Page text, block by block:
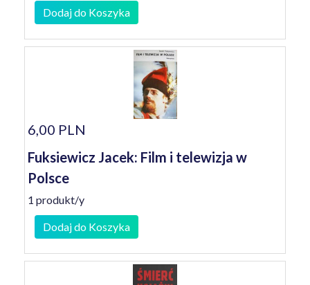
Dodaj do Koszyka
6,00 PLN
Fuksiewicz Jacek: Film i telewizja w
Polsce
1 produkt/y
Dodaj do Koszyka